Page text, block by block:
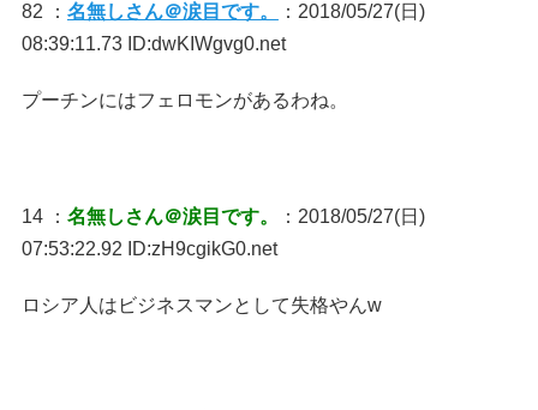
82 ： 名無しさん＠涙目です。
：2018/05/27(日)
08:39:11.73 ID:dwKIWgvg0.net
プーチンにはフェロモンがあるわね。
14 ： 名無しさん＠涙目です。
：2018/05/27(日)
07:53:22.92 ID:zH9cgikG0.net
ロシア人はビジネスマンとして失格やんw